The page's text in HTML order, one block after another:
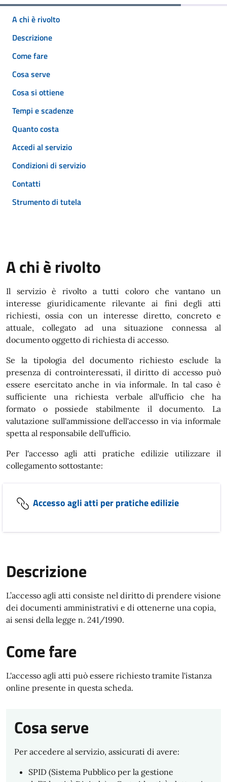
A chi è rivolto
Descrizione
Come fare
Cosa serve
Cosa si ottiene
Tempi e scadenze
Quanto costa
Accedi al servizio
Condizioni di servizio
Contatti
Strumento di tutela
A chi è rivolto
Il servizio è rivolto a tutti coloro che vantano un
interesse giuridicamente rilevante ai fini degli atti
richiesti, ossia con un interesse diretto, concreto e
attuale, collegato ad una situazione connessa al
documento oggetto di richiesta di accesso.
Se la tipologia del documento richiesto esclude la
presenza di controinteressati, il diritto di accesso può
essere esercitato anche in via informale. In tal caso è
sufficiente una richiesta verbale all'ufficio che ha
formato o possiede stabilmente il documento. La
valutazione sull'ammissione dell'accesso in via informale
spetta al responsabile dell'ufficio.
Per l'accesso agli atti pratiche edilizie utilizzare il
collegamento sottostante:
Accesso agli atti per pratiche edilizie
Descrizione
L’accesso agli atti consiste nel diritto di prendere visione
dei documenti amministrativi e di ottenerne una copia,
ai sensi della legge n. 241/1990.
Come fare
L'accesso agli atti può essere richiesto tramite l'istanza
online presente in questa scheda.
Cosa serve
Per accedere al servizio, assicurati di avere:
SPID (Sistema Pubblico per la gestione